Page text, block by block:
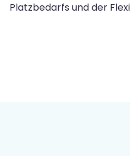
Platzbedarfs und der